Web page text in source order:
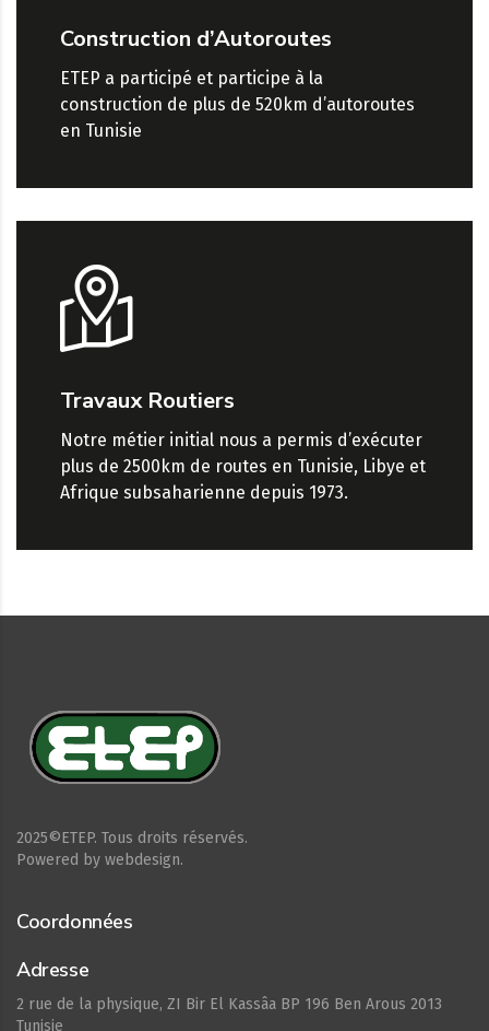
Construction d’Autoroutes
ETEP a participé et participe à la
construction de plus de 520km d’autoroutes
en Tunisie
Travaux Routiers
Notre métier initial nous a permis d’exécuter
plus de 2500km de routes en Tunisie, Libye et
Afrique subsaharienne depuis 1973.
2025©ETEP. Tous droits réservés.
Powered by webdesign.
Coordonnées
Adresse
2 rue de la physique, ZI Bir El Kassâa BP 196 Ben Arous 2013
Tunisie